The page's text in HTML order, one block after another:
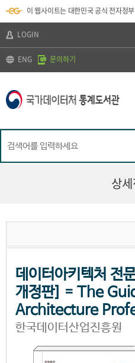
바
로
기
가
기
k
t
)
바
로
기
보
바
가
기
이 웹사이트는 대한민국 공식 전자정
LOGIN
ENG 문의하기
상
데이터아키텍처 전
개정판] = The
Architecture
한국데이터산업진흥원